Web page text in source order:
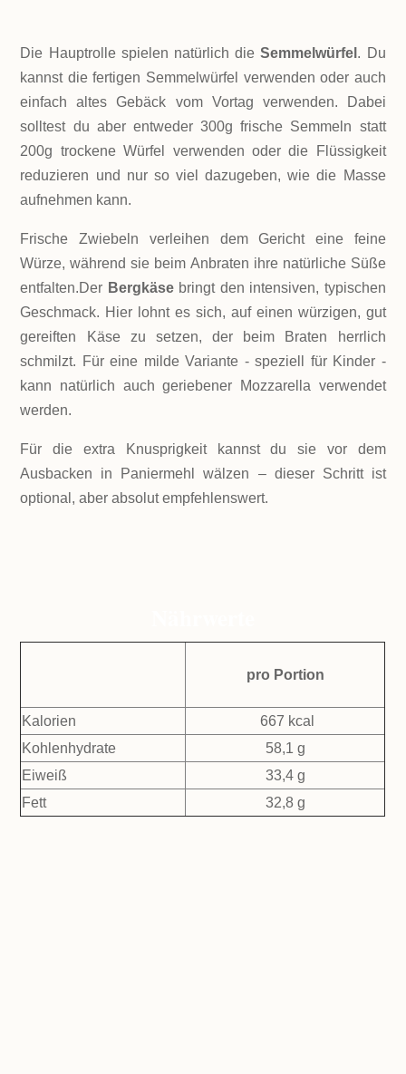
Die Hauptrolle spielen natürlich dieSemmelwürfel . Du
kannst die fertigen Semmelwürfel verwenden oder auch
einfach altes Gebäck vom Vortag verwenden. Dabei
solltest du aber entweder 300g frische Semmeln statt
200g trockene Würfel verwenden oder die Flüssigkeit
reduzieren und nur so viel dazugeben, wie die Masse
aufnehmen kann.
Frische Zwiebeln verleihen dem Gericht eine feine
Würze, während sie beim Anbraten ihre natürliche Süße
entfalten.Der Bergkäsebringt den intensiven, typischen
Geschmack. Hier lohnt es sich, auf einen würzigen, gut
gereiften Käse zu setzen, der beim Braten herrlich
schmilzt. Für eine milde Variante - speziell für Kinder -
kann natürlich auch geriebener Mozzarella verwendet
werden.
Für die extra Knusprigkeit kannst du sie vor dem
Ausbacken in Paniermehl wälzen – dieser Schritt ist
optional, aber absolut empfehlenswert.
pro Portion
Kalorien
667 kcal
Kohlenhydrate
58,1 g
Eiweiß
33,4 g
Fett
32,8 g